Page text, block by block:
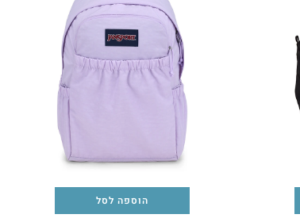
הוספה לסל